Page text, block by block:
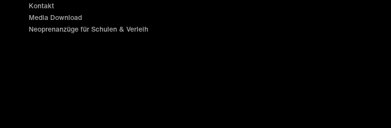
Kontakt
Media Download
Neoprenanzüge für Schulen & Verleih